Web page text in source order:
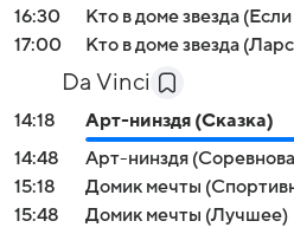
16:30
Кто в доме звезда
17:00
Кто в доме звезда
Da Vinci
14:18
Арт-нинздя (Сказка)
14:48
Арт-нинздя
15:18
Домик мечты
15:48
Домик мечты (Лучшее)